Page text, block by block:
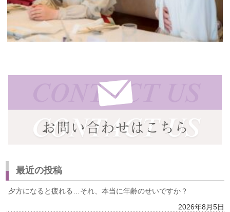
最近の投稿
夕方になると疲れる…それ、本当に年齢のせいですか？
2026年8月5日